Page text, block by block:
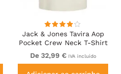
Jack & Jones Tavira Aop
Pocket Crew Neck T-Shirt
Antique White
De 32,99 € IVA incluído